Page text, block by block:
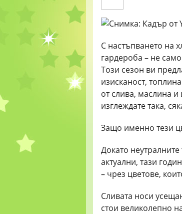
С настъпването на
гардероба – не
Този сезон ви
изисканост,
от слива, маслина
изглеждате така,
Защо именно тези
Докато
актуални, тази
– чрез цветове,
Сливата носи
стои великолепно